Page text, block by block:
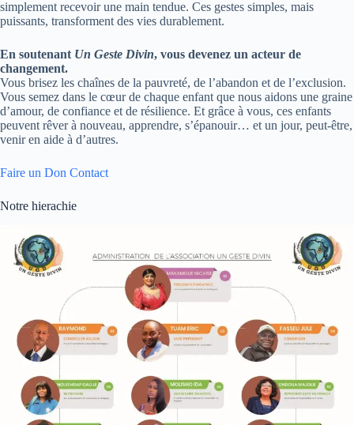
simplement recevoir une main tendue. Ces gestes simples, mais
puissants, transforment des vies durablement.
En soutenant Un Geste Divin, vous devenez un acteur de
changement.
Vous brisez les chaînes de la pauvreté, de l’abandon et de l’exclusion.
Vous semez dans le cœur de chaque enfant que nous aidons une graine
d’amour, de confiance et de résilience. Et grâce à vous, ces enfants
peuvent rêver à nouveau, apprendre, s’épanouir… et un jour, peut-être,
venir en aide à d’autres.
Faire un Don Contact
Notre hierachie